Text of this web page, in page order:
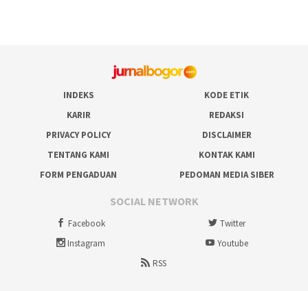
INDEKS
KODE ETIK
KARIR
REDAKSI
PRIVACY POLICY
DISCLAIMER
TENTANG KAMI
KONTAK KAMI
FORM PENGADUAN
PEDOMAN MEDIA SIBER
SOCIAL NETWORK
Facebook
Twitter
Instagram
Youtube
RSS